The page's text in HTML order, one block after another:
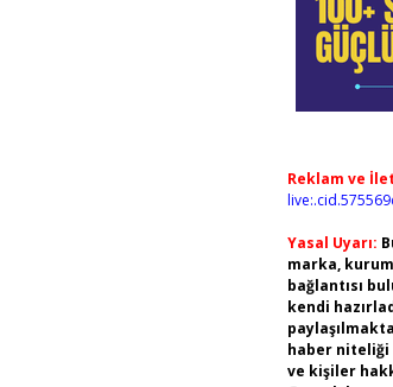
Reklam ve
Yasal Uyarı:
marka,
bağlantısı
kendi
haber niteliği
ve kişiler